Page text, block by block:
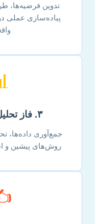
تدوین فرضیه‌ها،
پیاده‌سازی عملی
۳. فاز تحلیل و ارزیابی
جمع‌آوری داده‌ها،
روش‌های پیشین و